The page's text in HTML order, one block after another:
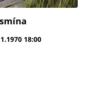
18:00